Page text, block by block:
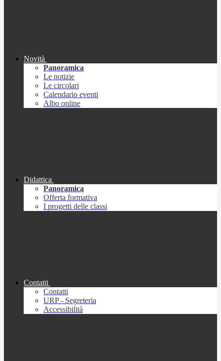
Novità
Panoramica
Le notizie
Le circolari
Calendario eventi
Albo online
Didattica
Panoramica
Offerta formativa
I progetti delle classi
Contatti
Contatti
URP - Segreteria
Accessibilità